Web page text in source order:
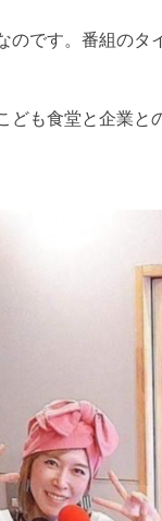
です。番組の
も食堂と企業と